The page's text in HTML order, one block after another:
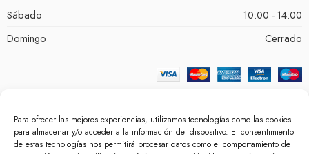
Para ofrecer las mejores experiencias, utilizamos tecnologías como las cookies
para almacenar y/o acceder a la información del dispositivo. El consentimiento
de estas tecnologías nos permitirá procesar datos como el comportamiento de
Sábado
10:00 - 14:00
Domingo
Cerrado